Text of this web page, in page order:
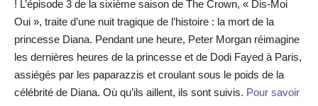
! L’épisode 3 de la sixième saison de The Crown, « Dis-Moi
Oui », traite d’une nuit tragique de l’histoire : la mort de la
princesse Diana. Pendant une heure, Peter Morgan réimagine
les dernières heures de la princesse et de Dodi Fayed à Paris,
assiégés par les paparazzis et croulant sous le poids de la
célébrité de Diana. Où qu’ils aillent, ils sont suivis. Pour savoir